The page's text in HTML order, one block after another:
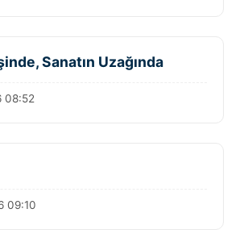
Sanatın Uzağında
08:52
09:10